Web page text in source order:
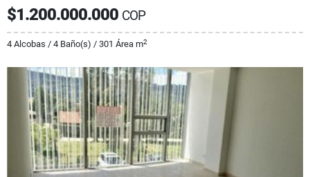
$1.200.000.000 COP
4 Alcobas / 4 Baño(s) / 301 Área m2